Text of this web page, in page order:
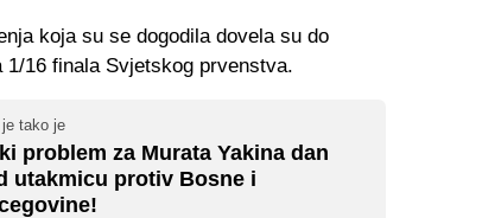
koja su se dogodila dovela su do
16 finala Svjetskog prvenstva.
tako je
problem za Murata Yakina dan
utakmicu protiv Bosne i